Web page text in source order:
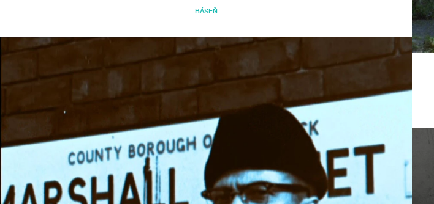
BÁSEŇ